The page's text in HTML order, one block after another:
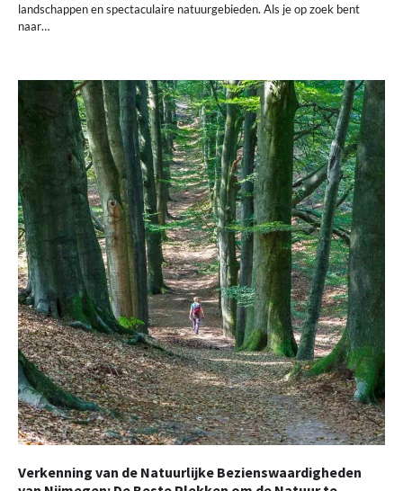
landschappen en spectaculaire natuurgebieden. Als je op zoek bent
naar…
Verkenning van de Natuurlijke Bezienswaardigheden